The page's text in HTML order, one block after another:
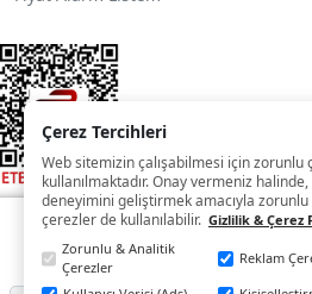
Web sitemizde size daha iyi ve kaliteli
çerezler kullanılmaktadır. Detaylar:
Çerez Tercihleri
Web sitemizin çalışabilmesi için zorunlu
kullanılmaktadır. Onay vermeniz halinde,
deneyimini geliştirmek amacıyla
çerezler de kullanılabilir. Gizlilik & Çerez
Zorunlu & Analitik
Çerezler
Reklam